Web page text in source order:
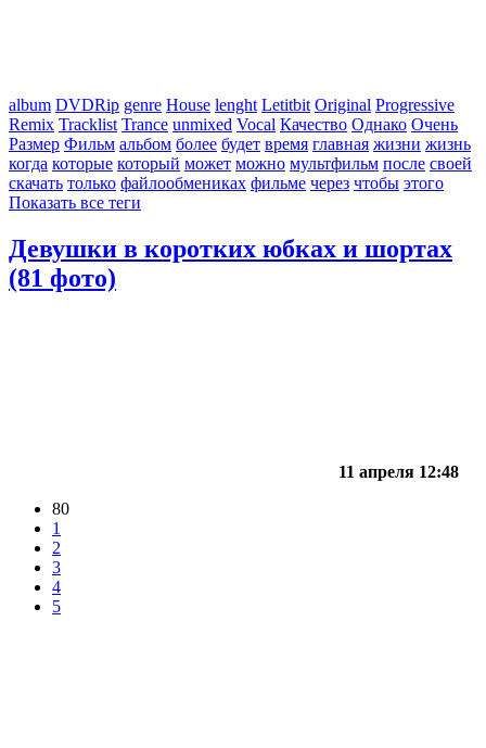
album DVDRip genre House lenght Letitbit Original Progressive
Remix Tracklist Trance unmixed Vocal Качество Однако Очень
Размер Фильм альбом более будет время главная жизни жизнь
когда которые который может можно мультфильм после своей
скачать только файлообмениках фильме через чтобы этого
Показать все теги
Девушки в коротких юбках и шортах
(81 фото)
11 апреля 12:48
80
1
2
3
4
5